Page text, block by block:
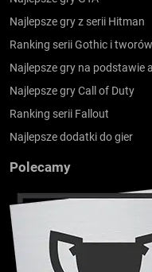
Najlepsze gry z serii Hitman
Ranking serii Gothic i
Najlepsze gry na podstawie
Najlepsze gry Call of Duty
Ranking serii Fallout
Najlepsze dodatki do gier
Polecamy